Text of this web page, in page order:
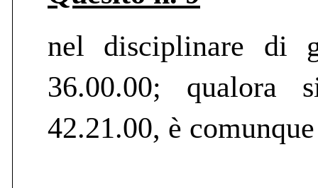
nel disciplinare di
36.00.00; qualora
42.21.00, è